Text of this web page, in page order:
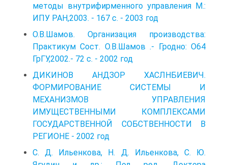
методы внутрифирменного управления М.:
ИПУ РАН,2003. - 167 с. - 2003 год
О.В.Шамов. Организация производства:
Практикум Сост. О.В.Шамов .- Гродно: О64
ГрГУ,2002.- 72 с. - 2002 год
ДИКИНОВ АНДЗОР ХАСЛНБИЕВИЧ.
ФОРМИРОВАНИЕ СИСТЕМЫ И
МЕХАНИЗМОВ УПРАВЛЕНИЯ
ИМУЩЕСТВЕННЫМИ КОМПЛЕКСАМИ
ГОСУДАРСТВЕННОЙ СОБСТВЕННОСТИ В
РЕГИОНЕ - 2002 год
С. Д. Ильенкова, Н. Д. Ильенкова, С. Ю.